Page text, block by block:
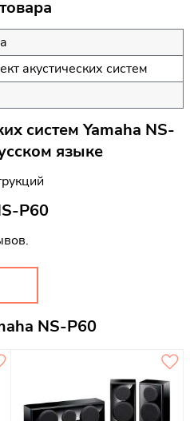
акустических систем
систем Yamaha NS-
языке
P60
NS-P60